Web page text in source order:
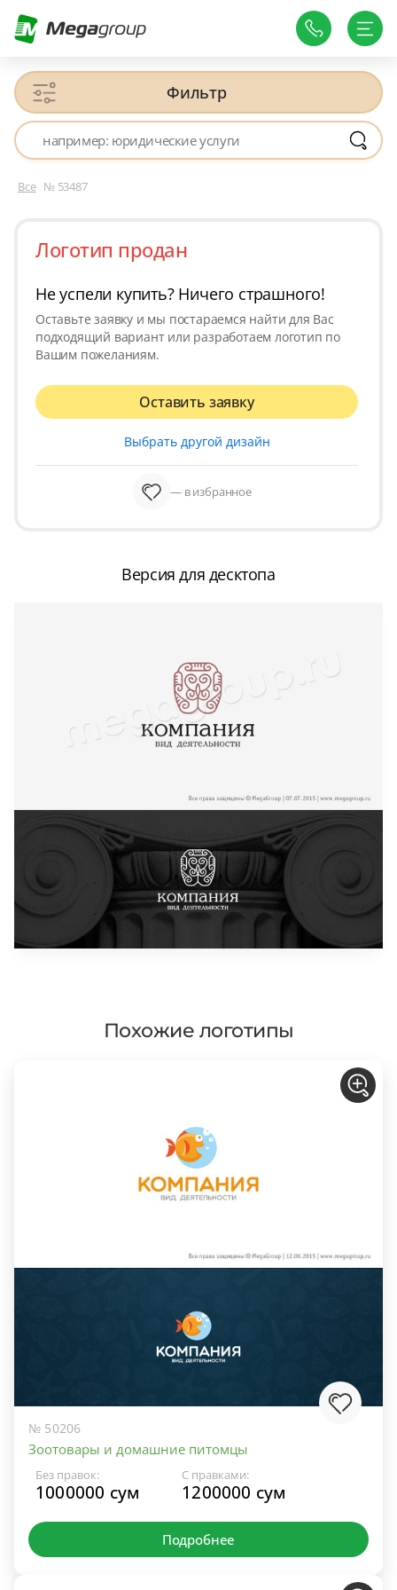
Фильтр
Все № 53487
Логотип продан
Не успели купить? Ничего страшного!
Оставьте заявку и мы постараемся найти для Вас
подходящий вариант или разработаем логотип по
Вашим пожеланиям.
Оставить заявку
Выбрать другой дизайн
— в избранное
Версия для десктопа
Похожие логотипы
№ 50206
Зоотовары и домашние питомцы
Без правок:
1000000 сум
С правками:
1200000 сум
Подробнее